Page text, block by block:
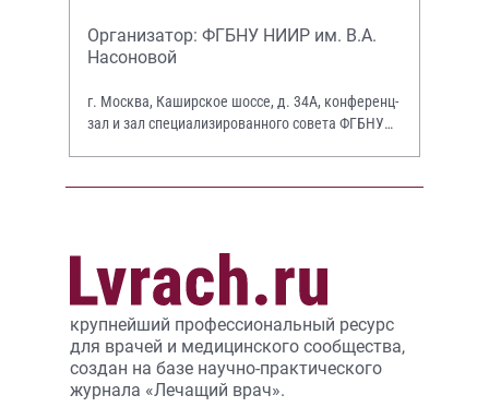
Организатор: ФГБНУ НИИР им. В.А.
Насоновой
г. Москва, Каширское шоссе, д. 34А, конференц-
зал и зал специализированного совета ФГБНУ
крупнейший профессиональный ресурс
для врачей и медицинского сообщества,
создан на базе научно-практического
журнала «Лечащий врач».